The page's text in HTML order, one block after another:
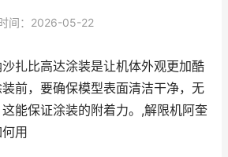
间：2026-05-22
扎比高达涂装是让机体外观更加酷
前，要确保模型表面清洁干净，无
能保证涂装的附着力。,解限机阿奎
用